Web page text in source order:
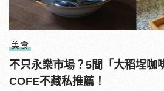
美食
不只永樂市場？5間「大稻埕咖
COFE不藏私推薦！